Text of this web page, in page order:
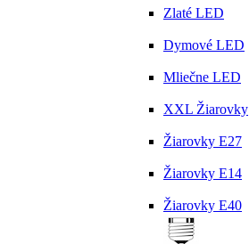
Zlaté LED
Dymové LED
Mliečne LED
XXL Žiarovky
Žiarovky E27
Žiarovky E14
Žiarovky E40